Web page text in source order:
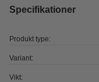
Specifikationer
Produkt type:
Variant:
Vikt: